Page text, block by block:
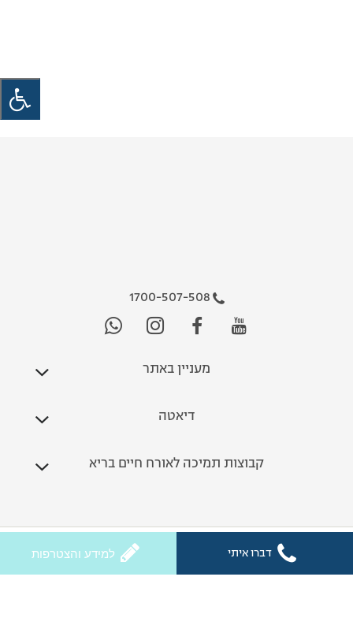
1700-507-508
מעניין באתר
דיאטה
קבוצות תמיכה לאורח חיים בריא
כל הזכויות שמורות לחלי ממן 2026
דברו איתי למידע והצטרפות